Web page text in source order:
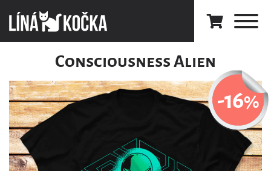
Consciousness Alien
-16%